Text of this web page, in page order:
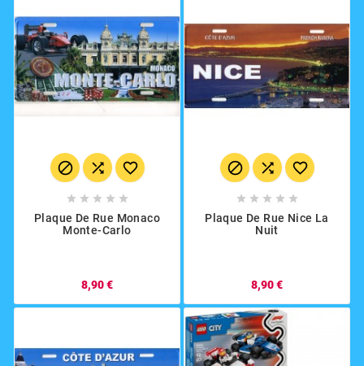
  
    
Plaque De Rue Monaco
Monte-Carlo
8,90 €
  
    
Plaque De Rue Nice La
Nuit
8,90 €